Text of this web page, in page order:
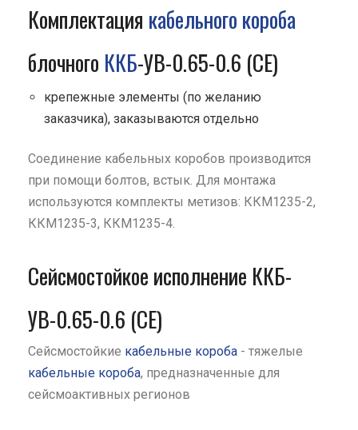
Комплектация кабельного короба
блочного ККБ-УВ-0.65-0.6 (СЕ)
крепежные элементы (по желанию
заказчика), заказываются отдельно
Соединение кабельных коробов производится
при помощи болтов, встык. Для монтажа
используются комплекты метизов: ККМ1235-2,
ККМ1235-3, ККМ1235-4.
Сейсмостойкое исполнение ККБ-
УВ-0.65-0.6 (СЕ)
Сейсмостойкие кабельные короба - тяжелые
кабельные короба, предназначенные для
сейсмоактивных регионов